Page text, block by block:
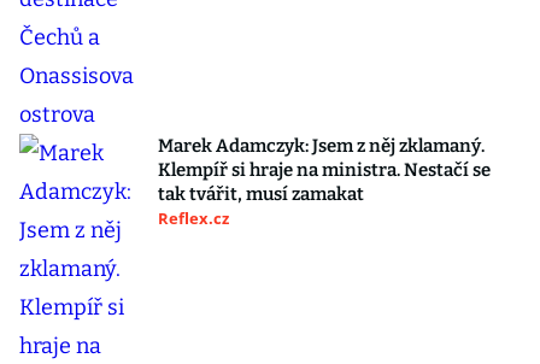
Marek Adamczyk: Jsem z něj zklamaný.
Klempíř si hraje na ministra. Nestačí se
tak tvářit, musí zamakat
Reflex.cz